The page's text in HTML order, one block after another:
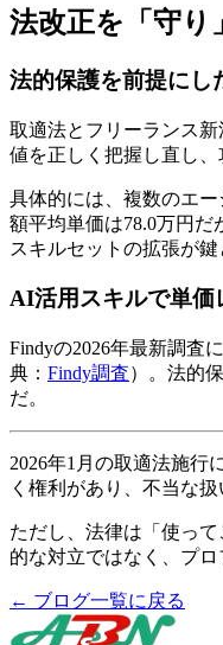
法改正を「守
法的保護を前提にし
取適法とフリーランス
値を正しく把握し直し、
具体的には、複数のエ
額平均単価は78.0万円だ
スキルセットの拡張が鍵
AI活用スキルで単価
Findyの2026年最新調査
典： Findy調査）。法的
だ。
2026年1月の取適法施行
く権利があり、不当な
ただし、法律は「使っ
的な対立ではなく、プ
← ブログ一覧に戻る